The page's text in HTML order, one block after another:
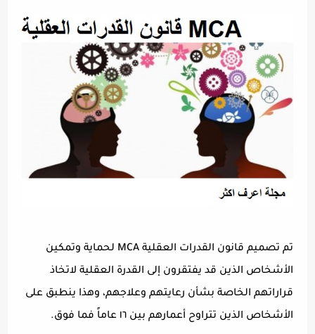
تم تصميم قانون القدرات العقلية MCA لحماية وتمكين
الأشخاص الذين قد يفتقرون إلى القدرة العقلية لاتخاذ
قراراتهم الخاصة بشأن رعايتهم وعلاجهم، وهذا ينطبق على
الأشخاص الذين تتراوح أعمارهم بين ١٦ عاماً فما فوق.